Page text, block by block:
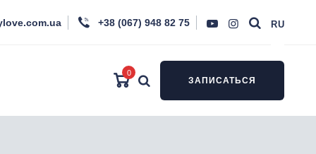
+38 (067) 948 82 75 RU
0
ЗАПИСАТЬСЯ